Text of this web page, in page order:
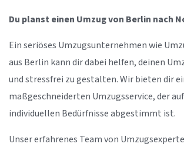
Du planst einen Umzug von Berlin nach
Ein seriöses Umzugsunternehmen wie
aus Berlin kann dir dabei helfen, deinen
und stressfrei zu gestalten. Wir bieten dir
maßgeschneiderten Umzugsservice, der
individuellen Bedürfnisse abgestimmt ist.
Unser erfahrenes Team von